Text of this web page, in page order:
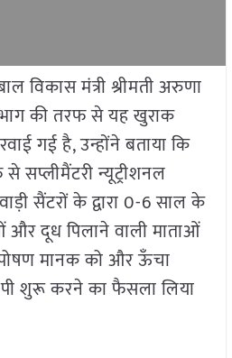
विकास मंत्री श्रीमती अरुणा
की तरफ से यह खुराक
गई है, उन्होंने बताया कि
सप्लीमैंटरी न्यूट्रीशनल
सैंटरों के द्वारा 0-6 साल के
और दूध पिलाने वाली माताओं
मानक को और ऊँचा
शुरू करने का फैसला लिया